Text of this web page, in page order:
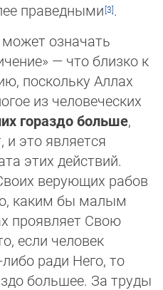
пра­вед­ны­ми
.
означать
— что близко к
поскольку Ал­лах
из человеческих
гораздо больше,
это яв­ля­ет­ся
этих действий.
верующих рабов
каким бы малым
проявляет Свою
если человек
ради Него, то
большее. За труды